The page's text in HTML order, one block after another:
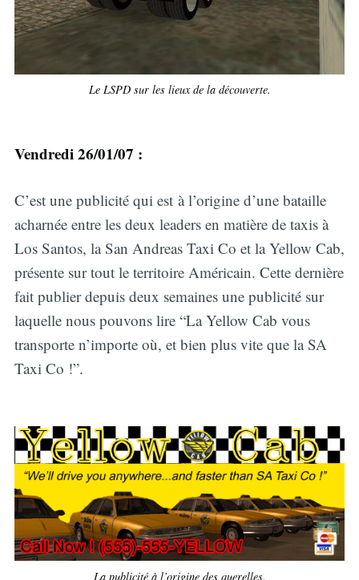
Le LSPD sur les lieux de la découverte.
Vendredi 26/01/07 :
C’est une publicité qui est à l’origine d’une bataille
acharnée entre les deux leaders en matière de taxis à
Los Santos, la San Andreas Taxi Co et la Yellow Cab,
présente sur tout le territoire Américain. Cette dernière
fait publier depuis deux semaines une publicité sur
laquelle nous pouvons lire “La Yellow Cab vous
transporte n’importe où, et bien plus vite que la SA
Taxi Co !”.
La publicité à l’origine des querelles.